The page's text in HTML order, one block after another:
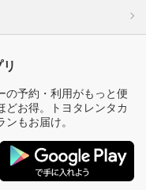
の予約・利用がもっと便
どお得。トヨタレンタカ
もお届け。